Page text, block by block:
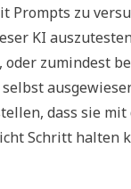
Prompts zu
KI
oder zumindest
dass sie mit
Schritt halten